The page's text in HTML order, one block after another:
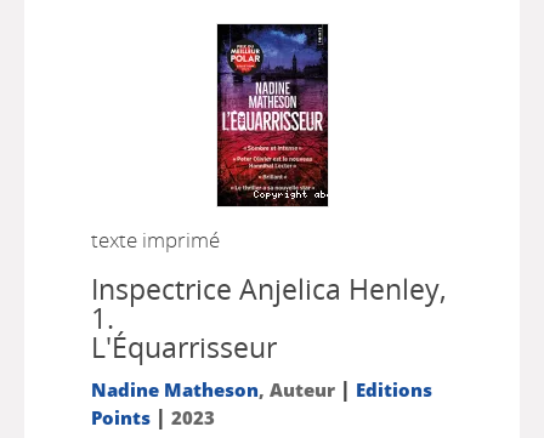
texte imprimé
Inspectrice Anjelica Henley,
1.
L'Équarrisseur
Nadine Matheson, Auteur | Editions
Points| 2023